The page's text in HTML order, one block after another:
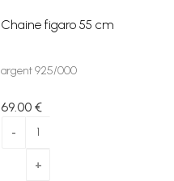
Chaine figaro 55 cm
argent 925/000
69.00 €